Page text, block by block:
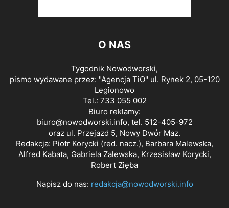
O NAS
Tygodnik Nowodworski,
pismo wydawane przez: "Agencja TiO" ul. Rynek 2, 05-120
Legionowo
Tel.: 733 055 002
Biuro reklamy:
biuro@nowodworski.info, tel. 512-405-972
oraz ul. Przejazd 5, Nowy Dwór Maz.
Redakcja: Piotr Korycki (red. nacz.), Barbara Malewska,
Alfred Kabata, Gabriela Zalewska, Krzesisław Korycki,
Robert Zięba
Napisz do nas: redakcja@nowodworski.info